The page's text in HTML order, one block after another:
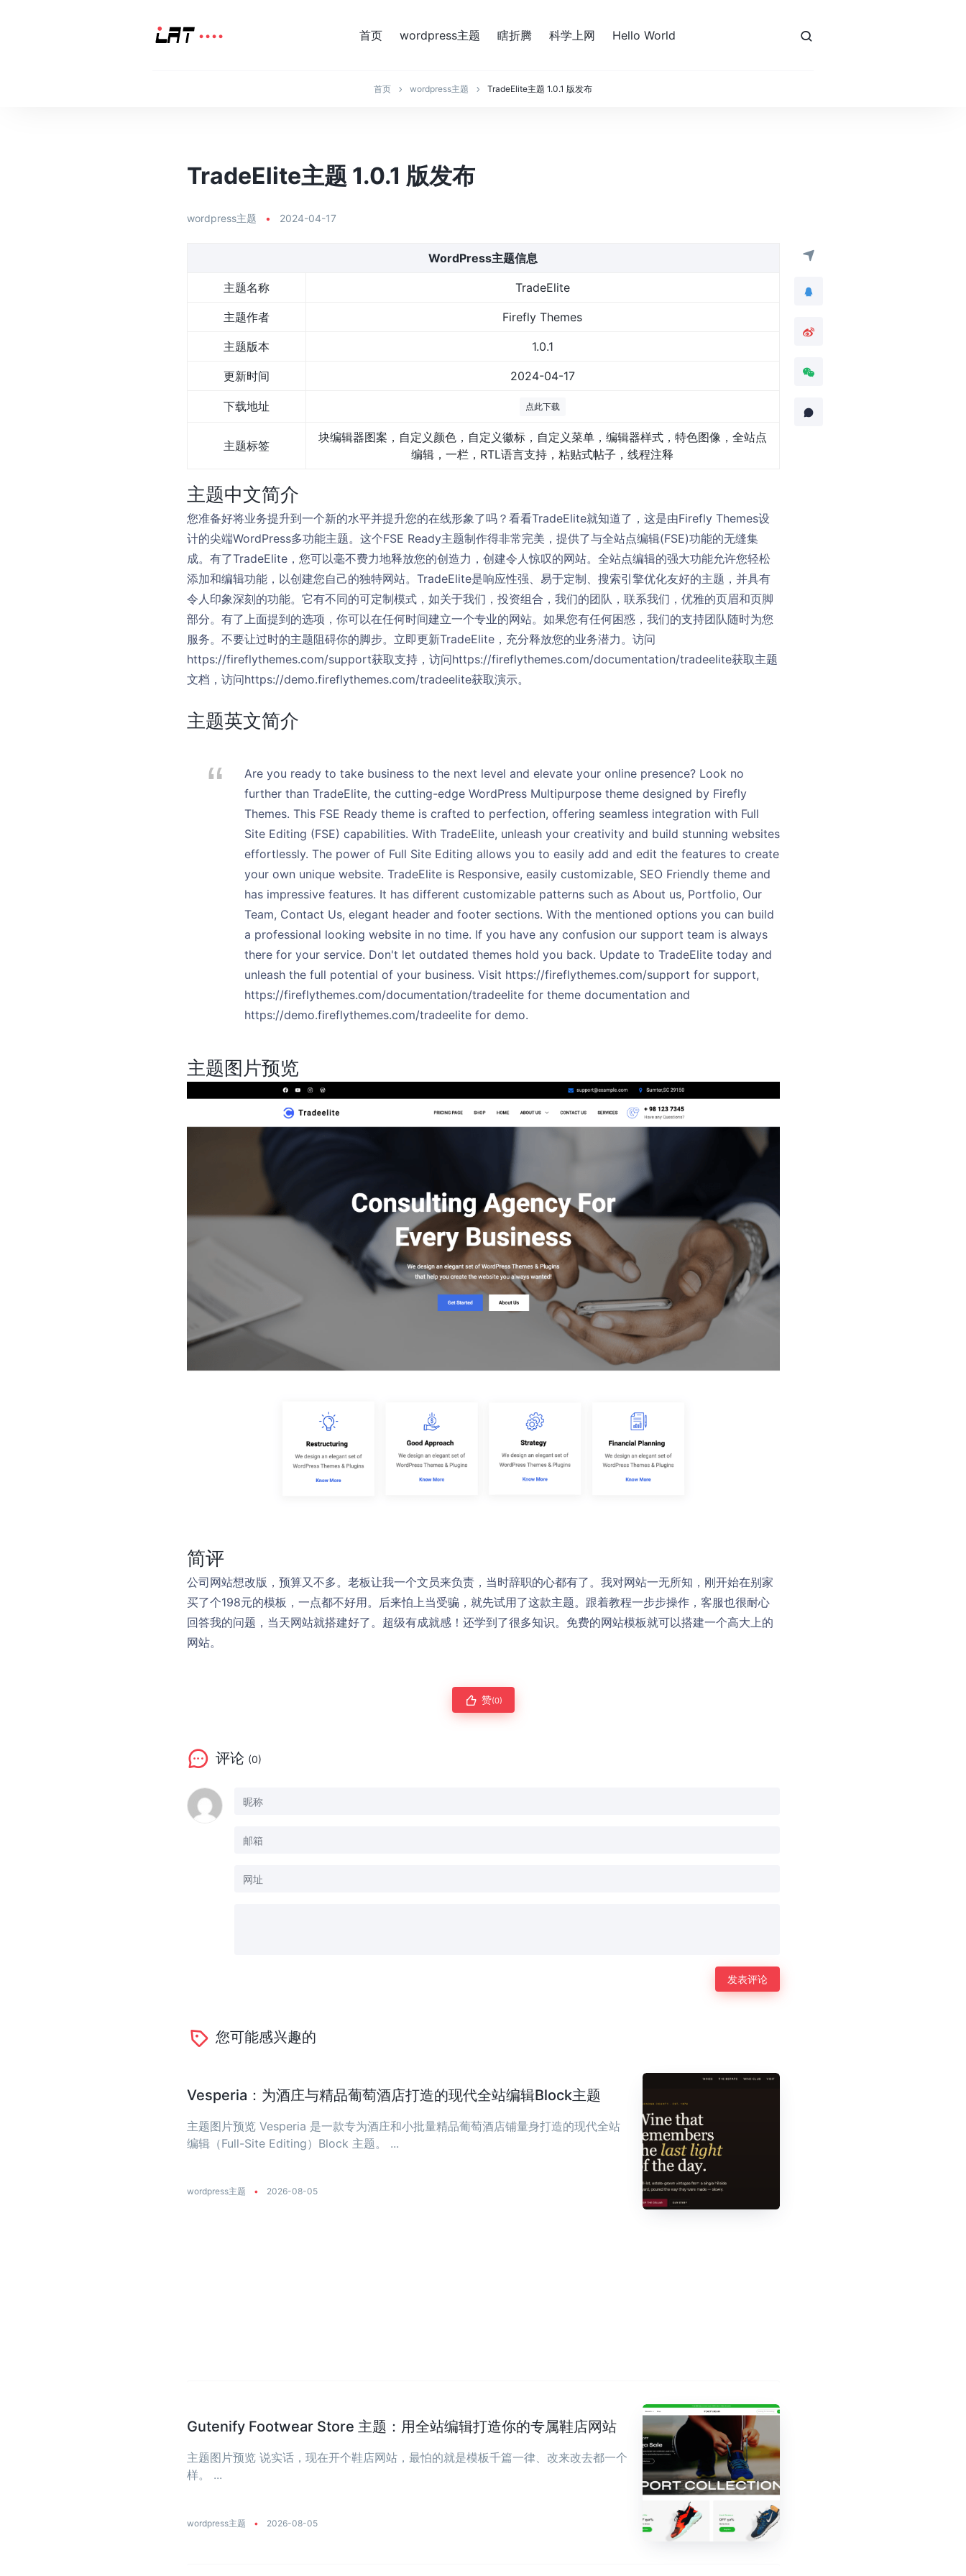
首页 wordpress主题 瞎折腾 科学上网 Hello World
首页 wordpress主题 TradeElite主题 1.0.1 版发布
TradeElite主题 1.0.1 版发布
wordpress主题 • 2024-04-17
WordPress主题信息
主题名称 TradeElite
主题作者 Firefly Themes
主题版本 1.0.1
更新时间 2024-04-17
下载地址 点此下载
主题标签
块编辑器图案，自定义颜色，自定义徽标，自定义菜单，编辑器样式，特色图像，全站点
编辑，一栏，RTL语言支持，粘贴式帖子，线程注释
主题中文简介
您准备好将业务提升到一个新的水平并提升您的在线形象了吗？看看TradeElite就知道了，这是由Firefly Themes设
计的尖端WordPress多功能主题。这个FSE Ready主题制作得非常完美，提供了与全站点编辑(FSE)功能的无缝集
成。有了TradeElite，您可以毫不费力地释放您的创造力，创建令人惊叹的网站。全站点编辑的强大功能允许您轻松
添加和编辑功能，以创建您自己的独特网站。TradeElite是响应性强、易于定制、搜索引擎优化友好的主题，并具有
令人印象深刻的功能。它有不同的可定制模式，如关于我们，投资组合，我们的团队，联系我们，优雅的页眉和页脚
部分。有了上面提到的选项，你可以在任何时间建立一个专业的网站。如果您有任何困惑，我们的支持团队随时为您
服务。不要让过时的主题阻碍你的脚步。立即更新TradeElite，充分释放您的业务潜力。访问
https://fireflythemes.com/support获取支持，访问https://fireflythemes.com/documentation/tradeelite获取主题
文档，访问https://demo.fireflythemes.com/tradeelite获取演示。
主题英文简介
Are you ready to take business to the next level and elevate your online presence? Look no
further than TradeElite, the cutting-edge WordPress Multipurpose theme designed by Firefly
Themes. This FSE Ready theme is crafted to perfection, offering seamless integration with Full
Site Editing (FSE) capabilities. With TradeElite, unleash your creativity and build stunning websites
effortlessly. The power of Full Site Editing allows you to easily add and edit the features to create
your own unique website. TradeElite is Responsive, easily customizable, SEO Friendly theme and
has impressive features. It has different customizable patterns such as About us, Portfolio, Our
Team, Contact Us, elegant header and footer sections. With the mentioned options you can build
a professional looking website in no time. If you have any confusion our support team is always
there for your service. Don't let outdated themes hold you back. Update to TradeElite today and
unleash the full potential of your business. Visit https://fireflythemes.com/support for support,
https://fireflythemes.com/documentation/tradeelite for theme documentation and
https://demo.fireflythemes.com/tradeelite for demo.
主题图片预览
简评
公司网站想改版，预算又不多。老板让我一个文员来负责，当时辞职的心都有了。我对网站一无所知，刚开始在别家
买了个198元的模板，一点都不好用。后来怕上当受骗，就先试用了这款主题。跟着教程一步步操作，客服也很耐心
回答我的问题，当天网站就搭建好了。超级有成就感！还学到了很多知识。免费的网站模板就可以搭建一个高大上的
网站。
赞(0)
评论 (0)
您可能感兴趣的
Vesperia：为酒庄与精品葡萄酒店打造的现代全站编辑Block主题
主题图片预览 Vesperia 是一款专为酒庄和小批量精品葡萄酒店铺量身打造的现代全站
编辑（Full-Site Editing）Block 主题。 ...
wordpress主题 • 2026-08-05
Gutenify Footwear Store 主题：用全站编辑打造你的专属鞋店网站
主题图片预览 说实话，现在开个鞋店网站，最怕的就是模板千篇一律、改来改去都一个
样。 ...
wordpress主题 • 2026-08-05